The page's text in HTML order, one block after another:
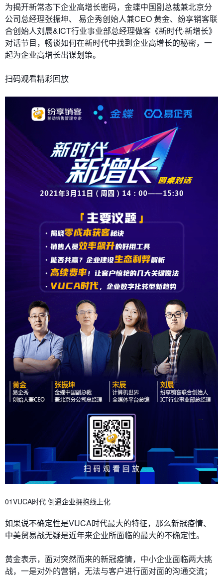
为揭开新常态下企业高增长密码，金蝶中国副总裁兼北京分
公司总经理张振坤、 易企秀创始人兼CEO 黄金、纷享销客联
合创始人刘晨&ICT行业事业部总经理做客《新时代·新增长》
对话节目，畅谈如何在新时代中找到企业高增长的秘密，一
起为企业高增长出谋划策。
扫码观看精彩回放
01VUCA时代 倒逼企业拥抱线上化
如果说不确定性是VUCA时代最大的特征，那么新冠疫情、
中美贸易战无疑是近年来企业所面临的最大的不确定性。
黄金表示，面对突然而来的新冠疫情，中小企业面临两大挑
战，一是对外的营销，无法与客户进行面对面的沟通交流；